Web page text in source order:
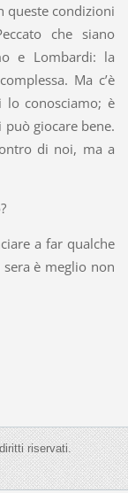
queste condizioni
che siano
e Lombardi: la
Ma c’è
conosciamo; è
giocare bene.
di noi, ma a
a far qualche
è meglio non
riservati.